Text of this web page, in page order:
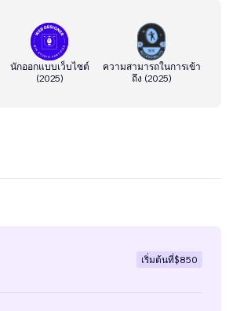
นักออกแบบเว็บไซต์
(2025)
ความสามารถในการเข้า
ถึง (2025)
เริ่มต้นที่$850